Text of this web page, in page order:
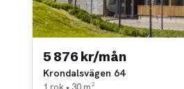
5 876 kr/mån
Krondalsvägen 64